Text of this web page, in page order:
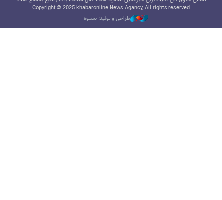
Copyright © 2025 khabaronline News Agancy, All rights reserved
طراحی و تولید: نستوه